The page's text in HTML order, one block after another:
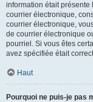
information était présente
courrier électronique,
courrier électronique,
de courrier électronique
pourriel. Si vous êtes
avez spécifiée était
Haut
Pourquoi ne puis-je pas